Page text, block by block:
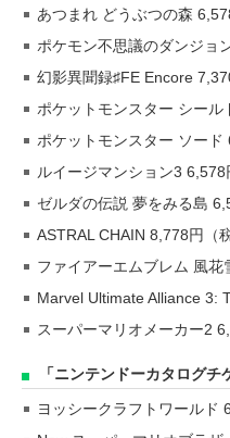
あつまれ どうぶつの森
ポケモン不思議のダンジョ
幻影異聞録♯FE Encore
ポケットモンスター シール
ポケットモンスター ソード
ルイージマンション3 6,578
ゼルダの伝説 夢をみる島
ASTRAL CHAIN 8,778円（税
ファイアーエムブレム 風花
Marvel Ultimate Alliance 3:
スーパーマリオメーカー2
「ニンテンドーカタログ
ヨッシークラフトワールド